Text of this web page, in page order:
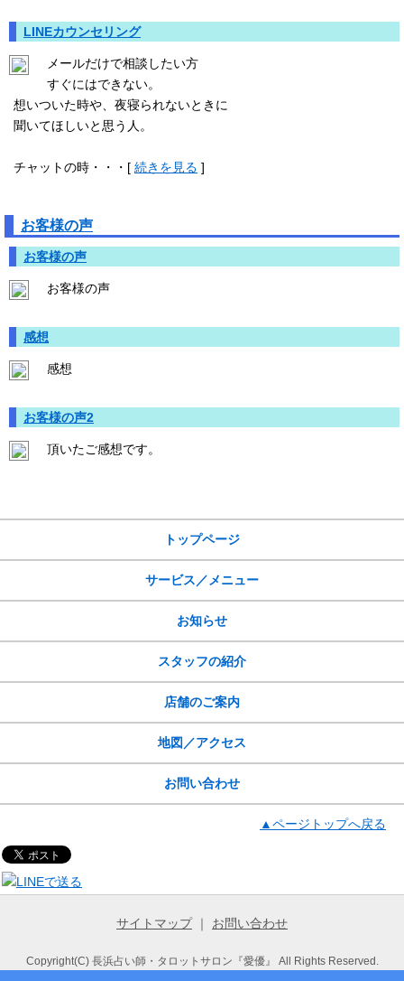
LINEカウンセリング
メールだけで相談したい方
すぐにはできない。
想いついた時や、夜寝られないときに
聞いてほしいと思う人。
チャットの時・・・[ 続きを見る ]
お客様の声
お客様の声
お客様の声
感想
感想
お客様の声2
頂いたご感想です。
トップページ
サービス／メニュー
お知らせ
スタッフの紹介
店舗のご案内
地図／アクセス
お問い合わせ
▲ページトップへ戻る
サイトマップ｜ お問い合わせ
Copyright(C) 長浜占い師・タロットサロン『愛優』 All Rights Reserved.